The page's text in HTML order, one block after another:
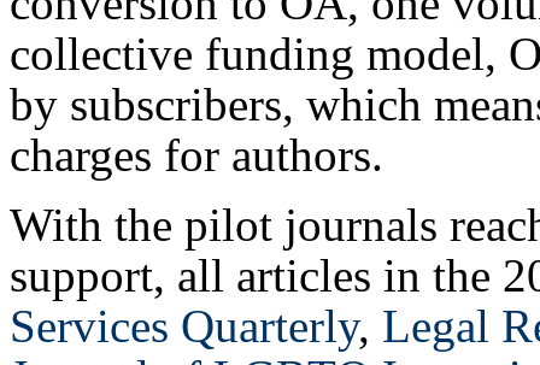
collective funding model,
by subscribers, which
charges for authors.
With the pilot journals
support, all articles in the
Services Quarterly, Legal